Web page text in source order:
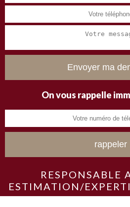
On vous rappelle
RESPONSABLE
ESTIMATION/